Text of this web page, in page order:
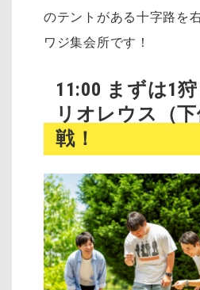
のテントがある十字路を
ワジ集会所です！
11:00 まずは1
リオレウス（
戦！